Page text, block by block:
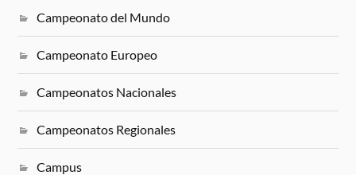
Campeonato del Mundo
Campeonato Europeo
Campeonatos Nacionales
Campeonatos Regionales
Campus